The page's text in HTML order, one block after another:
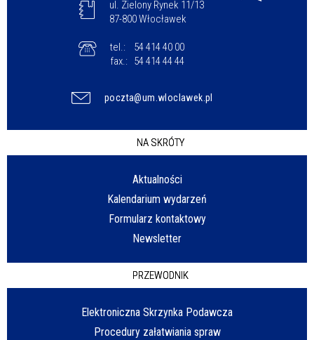
ul. Zielony Rynek 11/13
87-800 Włocławek
tel.:
54 414 40 00
fax.:
54 414 44 44
poczta@um.wloclawek.pl
NA SKRÓTY
Aktualności
Kalendarium wydarzeń
Formularz kontaktowy
Newsletter
PRZEWODNIK
Elektroniczna Skrzynka Podawcza
Procedury załatwiania spraw